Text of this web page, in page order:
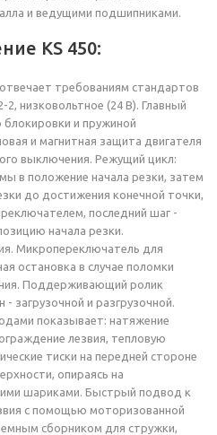
и ведущими подшипниками.
KS 450:
требованиям стандартов
2, низковольтное (24 В). Главный
и пружиной
и магнитная защита двигателя
выключения. Режущий цикл:
в положение начала резки, затем
до достижения конечной точки,
последний шаг -
начала резки.
Микропереключатель для
остановка в случае поломки
Поддерживающий ролик
загрузочной и разгрузочной.
показывает: натяжение
лезвия, тепловую
тиски на передней стороне
опираясь на
шариками. Быстрый подвод к
с помощью моторизованной
сборником для стружки,